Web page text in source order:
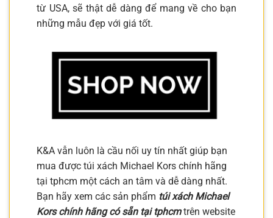
từ USA, sẽ thật dễ dàng để mang về cho bạn
những mẫu đẹp với giá tốt.
K&A vẫn luôn là cầu nối uy tín nhất giúp bạn
mua được túi xách Michael Kors chính hãng
tại tphcm một cách an tâm và dễ dàng nhất.
Bạn hãy xem các sản phẩm túi xách Michael
Kors chính hãng có sẵn tại tphcmtrên website